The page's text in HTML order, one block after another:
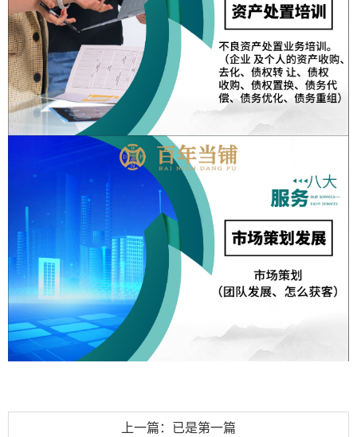
上一篇：已是第一篇